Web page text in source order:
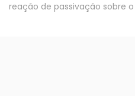
reação de passivação sobre